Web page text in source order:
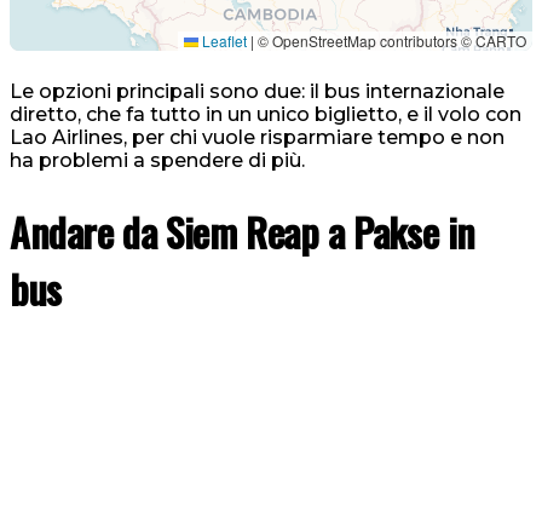
Leaflet | © OpenStreetMap contributors © CARTO
Le opzioni principali sono due: il bus internazionale
diretto, che fa tutto in un unico biglietto, e il volo con
Lao Airlines, per chi vuole risparmiare tempo e non
ha problemi a spendere di più.
Andare da Siem Reap a Pakse in
bus